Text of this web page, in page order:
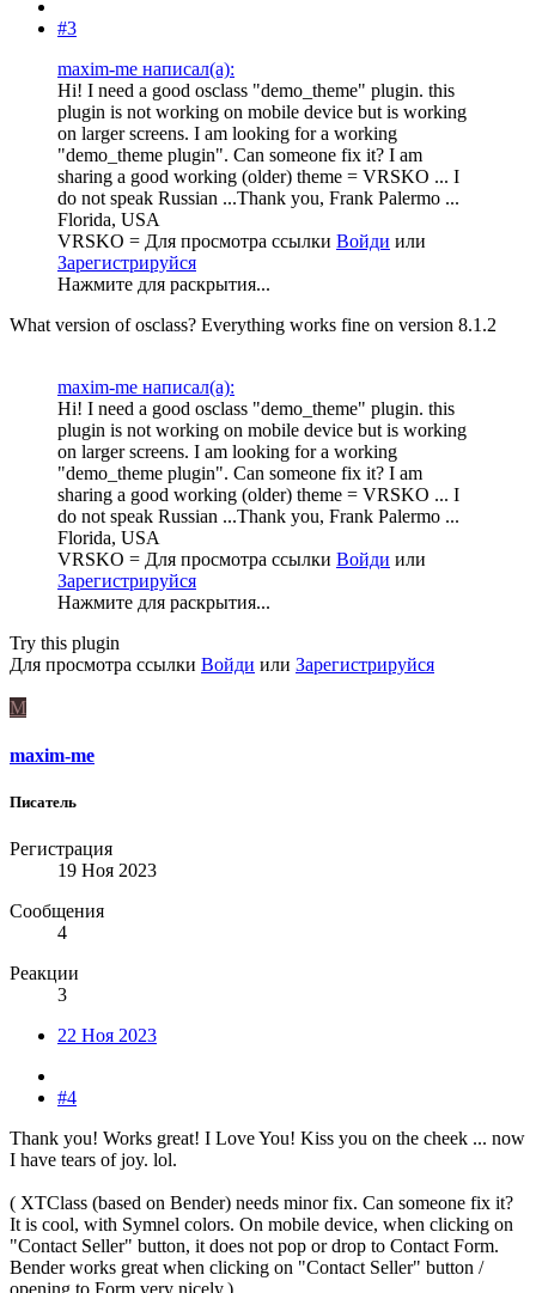
#3
maxim-me написал(а):
Hi! I need a good osclass "demo_theme" plugin. this
plugin is not working on mobile device but is working
on larger screens. I am looking for a working
"demo_theme plugin". Can someone fix it? I am
sharing a good working (older) theme = VRSKO ... I
do not speak Russian ...Thank you, Frank Palermo ...
Florida, USA
VRSKO = Для просмотра ссылки Войди или
Зарегистрируйся
Нажмите для раскрытия...
What version of osclass? Everything works fine on version 8.1.2
maxim-me написал(а):
Hi! I need a good osclass "demo_theme" plugin. this
plugin is not working on mobile device but is working
on larger screens. I am looking for a working
"demo_theme plugin". Can someone fix it? I am
sharing a good working (older) theme = VRSKO ... I
do not speak Russian ...Thank you, Frank Palermo ...
Florida, USA
VRSKO = Для просмотра ссылки Войди или
Зарегистрируйся
Нажмите для раскрытия...
Try this plugin
Для просмотра ссылки Войди или Зарегистрируйся
M
maxim-me
Писатель
Регистрация
19 Ноя 2023
Сообщения
4
Реакции
3
22 Ноя 2023
#4
Thank you! Works great! I Love You! Kiss you on the cheek ... now
I have tears of joy. lol.
( XTClass (based on Bender) needs minor fix. Can someone fix it?
It is cool, with Symnel colors. On mobile device, when clicking on
"Contact Seller" button, it does not pop or drop to Contact Form.
Bender works great when clicking on "Contact Seller" button /
opening to Form very nicely.)